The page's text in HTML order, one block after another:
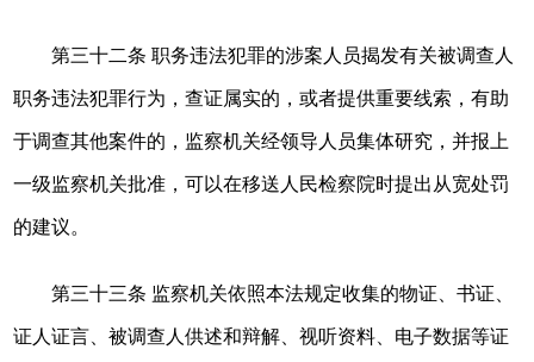
第三十二条 职务违法犯罪的涉案人员揭发有关被调查人
职务违法犯罪行为，查证属实的，或者提供重要线索，有助
于调查其他案件的，监察机关经领导人员集体研究，并报上
一级监察机关批准，可以在移送人民检察院时提出从宽处罚
的建议。
第三十三条 监察机关依照本法规定收集的物证、书证、
证人证言、被调查人供述和辩解、视听资料、电子数据等证